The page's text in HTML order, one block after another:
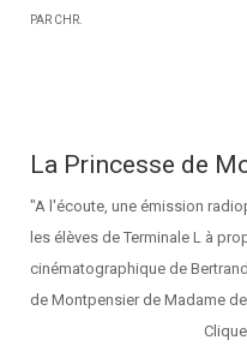
PAR CHR.
La Princesse de
"A l'écoute, une émission
les élèves de Terminale L à
cinématographique de
de Montpensier de Madame